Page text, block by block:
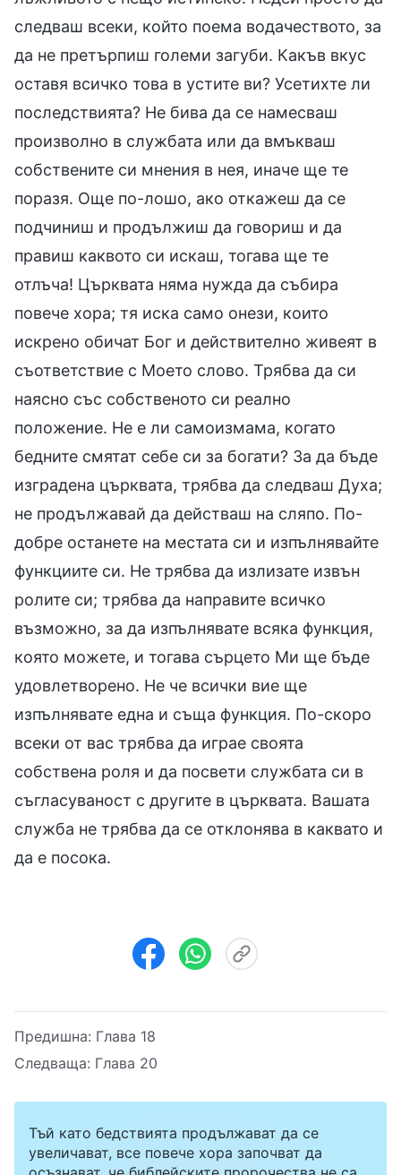
следваш всеки, който поема водачеството, за
да не претърпиш големи загуби. Какъв вкус
оставя всичко това в устите ви? Усетихте ли
последствията? Не бива да се намесваш
произволно в службата или да вмъкваш
собствените си мнения в нея, иначе ще те
поразя. Още по-лошо, ако откажеш да се
подчиниш и продължиш да говориш и да
правиш каквото си искаш, тогава ще те
отлъча! Църквата няма нужда да събира
повече хора; тя иска само онези, които
искрено обичат Бог и действително живеят в
съответствие с Моето слово. Трябва да си
наясно със собственото си реално
положение. Не е ли самоизмама, когато
бедните смятат себе си за богати? За да бъде
изградена църквата, трябва да следваш Духа;
не продължавай да действаш на сляпо. По-
добре останете на местата си и изпълнявайте
функциите си. Не трябва да излизате извън
ролите си; трябва да направите всичко
възможно, за да изпълнявате всяка функция,
която можете, и тогава сърцето Ми ще бъде
удовлетворено. Не че всички вие ще
изпълнявате една и съща функция. По-скоро
всеки от вас трябва да играе своята
собствена роля и да посвети службата си в
съгласуваност с другите в църквата. Вашата
служба не трябва да се отклонява в каквато и
да е посока.
Предишна: Глава 18
Следваща: Глава 20
Тъй като бедствията продължават да се
увеличават, все повече хора започват да